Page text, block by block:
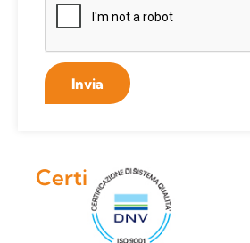
Invia
Certificazioni